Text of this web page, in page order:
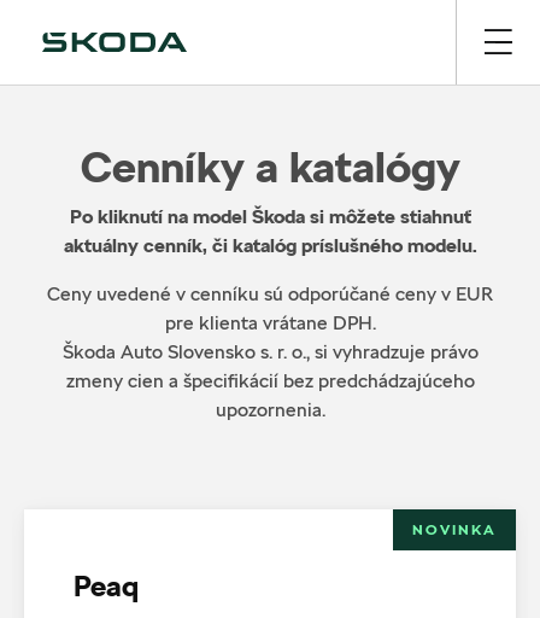
Cenníky a katalógy
Po kliknutí na model Škoda si môžete stiahnuť
aktuálny cenník, či katalóg príslušného modelu.
Ceny uvedené v cenníku sú odporúčané ceny v EUR
pre klienta vrátane DPH.
Škoda Auto Slovensko s. r. o., si vyhradzuje právo
zmeny cien a špecifikácií bez predchádzajúceho
upozornenia.
NOVINKA
Peaq